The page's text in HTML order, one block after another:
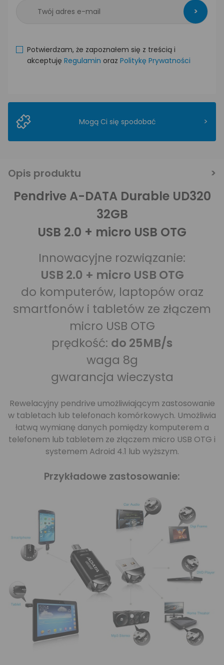
>
Potwierdzam, że zapoznałem się z treścią i
akceptuję Regulamin oraz Politykę Prywatności
Mogą Ci się spodobać >
Opis produktu
Pendrive A-DATA Durable UD320
32GB
USB 2.0 + micro USB OTG
Innowacyjne rozwiązanie:
USB 2.0 + micro USB OTG
do komputerów, laptopów oraz
smartfonów i tabletów ze złączem
micro USB OTG
prędkość: do 25MB/s
waga 8g
gwarancja wieczysta
Rewelacyjny pendrive umożliwiającym zastosowanie
w tabletach lub telefonach komórkowych. Umożliwia
łatwą wymianę danych pomiędzy komputerem a
telefonem lub tabletem ze złączem micro USB OTG i
systemem Adroid 4.1 lub wyższym.
Przykładowe zastosowanie: